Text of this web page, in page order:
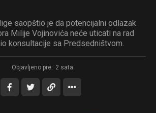
saopštio je da potencijalni odlazak
Milije Vojinovića neće uticati na rad
konsultacije sa Predsedništvom.
Objavljeno pre: 2 sata